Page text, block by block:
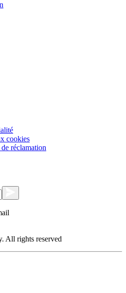
cookies
réclamation
All rights reserved